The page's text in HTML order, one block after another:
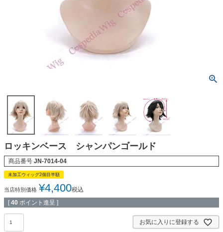
ロッキンベース シャンパンゴールド
商品番号 JN-7014-04
未加工ウィッグ2個目半額
当店特別価格 ¥4,400税込
[ 40 ポイント進呈 ]
お気に入りに登録する